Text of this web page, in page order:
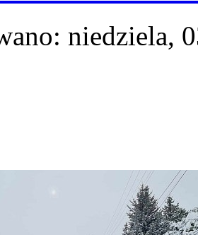
niedziela,